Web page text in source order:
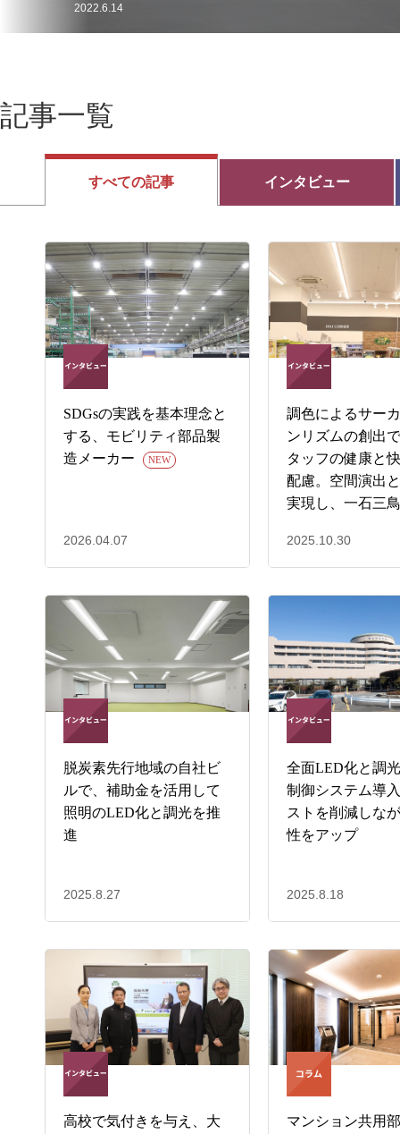
2022.6.14
記事一覧
すべての記事 インタビュー
SDGsの実践を基本理念と
する、モビリティ部品製
造メーカー
NEW
2026.04.07
調色によるサー
ンリズムの創出
タッフの健康と
配慮。空間演出
実現し、一石三
2025.10.30
脱炭素先行地域の自社ビ
ルで、補助金を活用して
照明のLED化と調光を推
進
2025.8.27
全面LED化と調
制御システム導
ストを削減しな
性をアップ
2025.8.18
高校で気付きを与え、大
マンション共用